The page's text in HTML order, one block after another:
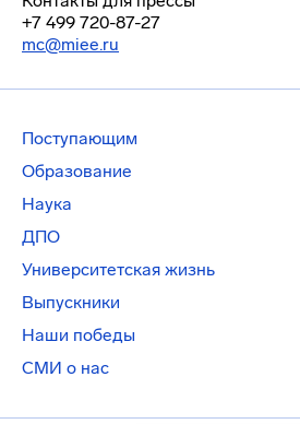
+7 499 720-87-27
mc@miee.ru
Поступающим
Образование
Наука
ДПО
Университетская жизнь
Выпускники
Наши победы
СМИ о нас